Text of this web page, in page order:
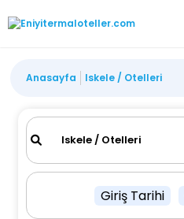
Anasayfa Iskele / Otelleri
Giriş Tarihi